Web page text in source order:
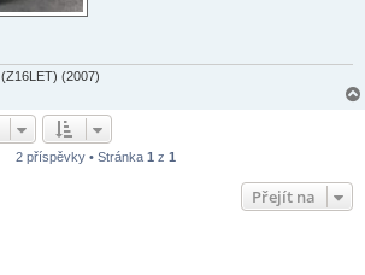
(Z16LET) (2007)
2 příspěvky • Stránka 1 z 1
Přejít na